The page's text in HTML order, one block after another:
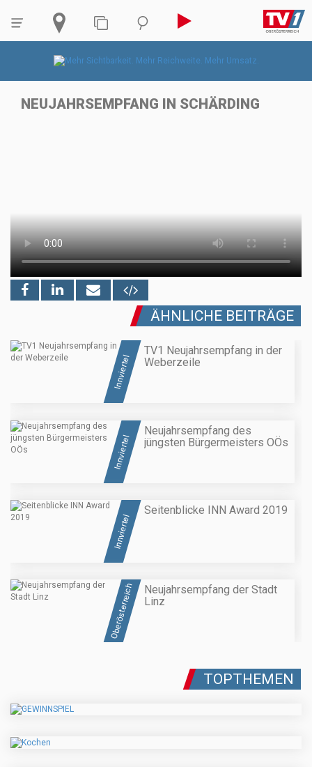
NEUJAHRSEMPFANG IN SCHÄRDING
ÄHNLICHE BEITRÄGE
Innviertel
TV1 Neujahrsempfang in der
Weberzeile
Innviertel
Neujahrsempfang des
jüngsten Bürgermeisters OÖs
Innviertel
Seitenblicke INN Award 2019
Oberösterreich
Neujahrsempfang der Stadt
Linz
TOPTHEMEN